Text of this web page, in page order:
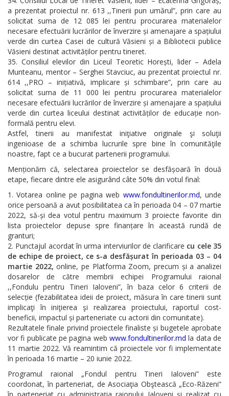
a prezentat proiectul nr. 613 ,,Tinerii pun umărul”, prin care au
solicitat suma de 12 085 lei pentru procurarea materialelor
necesare efectuării lucrărilor de înverzire și amenajare a spațiului
verde din curtea Casei de cultură Văsieni și a Bibliotecii publice
Văsieni destinat activităților pentru tineret.
Consiliul elevilor din Liceul Teoretic Horești, lider – Adela
Munteanu, mentor – Serghei Stavciuc, au prezentat proiectul nr.
614 ,,PRO – inițiativă, implicare și schimbare”, prin care au
solicitat suma de 11 000 lei pentru procurarea materialelor
necesare efectuării lucrărilor de înverzire și amenajare a spațiului
verde din curtea liceului destinat activităților de educație non-
formală pentru elevi.
Astfel, tinerii au manifestat iniţiative originale şi soluţii
ingenioase de a schimba lucrurile spre bine în comunităţile
noastre, fapt ce a bucurat partenerii programului.
Menționăm că, selectarea proiectelor se desfășoară în două
etape, fiecare dintre ele asigurând câte 50% din votul final:
Votarea online pe pagina web www.fondultinerilor.md, unde
orice persoană a avut posibilitatea ca în perioada 04 – 07 martie
2022, să-și dea votul pentru maximum 3 proiecte favorite din
lista proiectelor depuse spre finanțare în această rundă de
granturi;
Punctajul acordat în urma interviurilor de clarificare cu cele 35
de echipe de proiect, ce s-a desfășurat în perioada 03 – 04
martie 2022,online, pe Platforma Zoom, precum și a analizei
dosarelor de către membrii echipei Programului raional
,,Fondulu pentru Tineri Ialoveni”, în baza celor 6 criterii de
selecție (fezabilitatea ideii de proiect, măsura în care tinerii sunt
implicaţi în iniţierea şi realizarea proiectului, raportul cost-
beneficii, impactul și parteneriate cu actorii din comunitate).
Rezultatele finale privind proiectele finaliste și bugetele aprobate
vor fi publicate pe pagina web www.fondultinerilor.md la data de
11 martie 2022. Vă reamintim că proiectele vor fi implementate
în perioada 16 martie – 20 iunie 2022.
Programul raional „Fondul pentru Tineri Ialoveni” este
coordonat, în parteneriat, de Asociaţia Obştească „Eco-Răzeni”
în parteneriat cu administrația raionului Ialoveni şi realizat cu